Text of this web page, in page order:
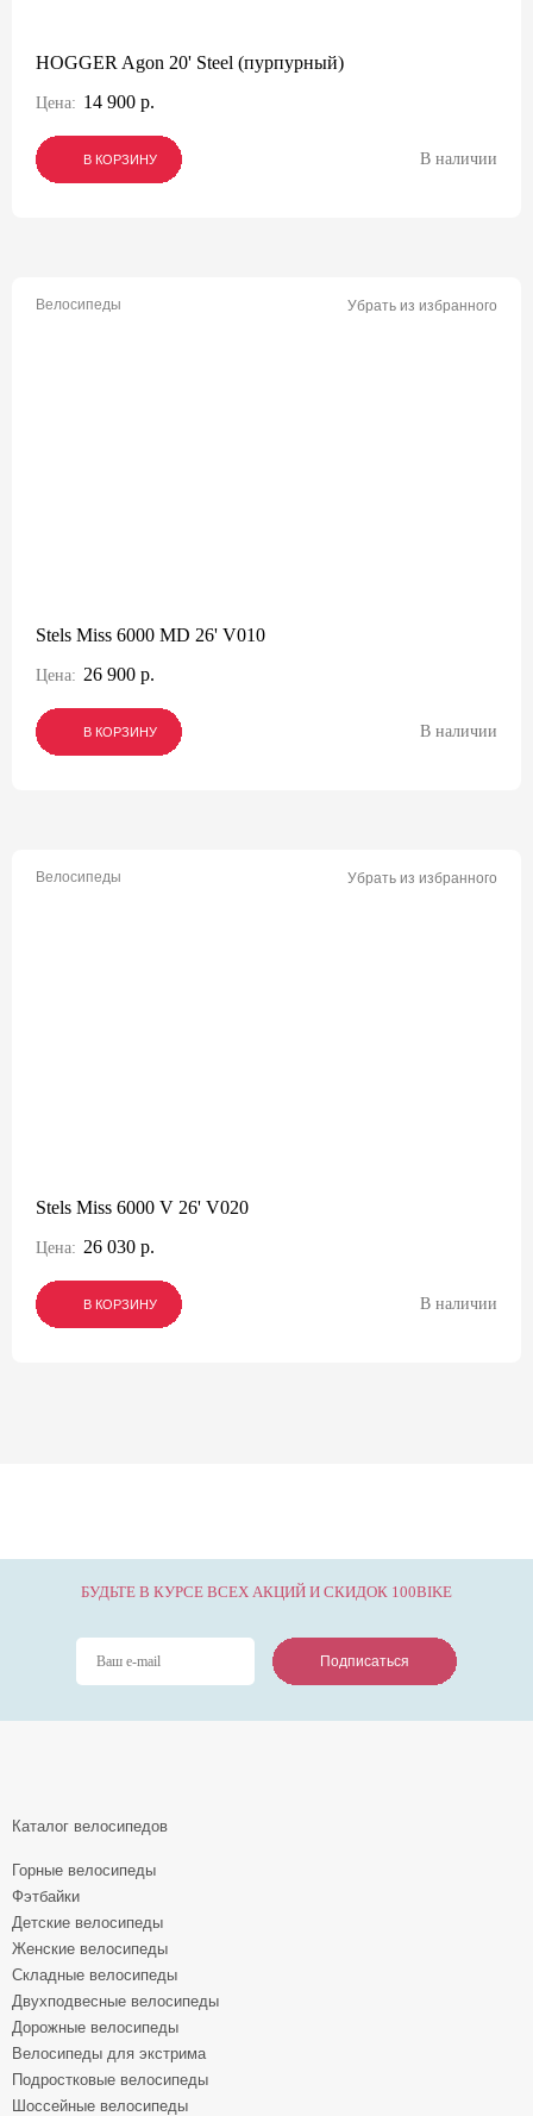
HOGGER Agon 20' Steel (пурпурный)
Цена: 14 900 р.
В КОРЗИНУ
В КОРЗИНУ
В КОРЗИНУ В наличии
Велосипеды Убрать из избранного
Stels Miss 6000 MD 26' V010
Цена: 26 900 р.
В КОРЗИНУ
В КОРЗИНУ
В КОРЗИНУ В наличии
Велосипеды Убрать из избранного
Stels Miss 6000 V 26' V020
Цена: 26 030 р.
В КОРЗИНУ
В КОРЗИНУ
В КОРЗИНУ В наличии
БУДЬТЕ В КУРСЕ ВСЕХ АКЦИЙ И СКИДОК 100BIKE
Подписаться
Подписаться
Подписаться
Каталог велосипедов
Горные велосипеды
Фэтбайки
Детские велосипеды
Женские велосипеды
Складные велосипеды
Двухподвесные велосипеды
Дорожные велосипеды
Велосипеды для экстрима
Подростковые велосипеды
Шоссейные велосипеды